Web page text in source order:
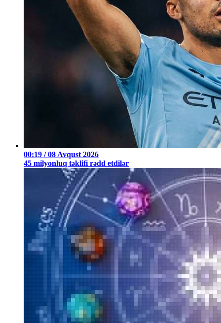
00:19 / 08 Avqust 2026
45 milyonluq təklifi rədd etdilər